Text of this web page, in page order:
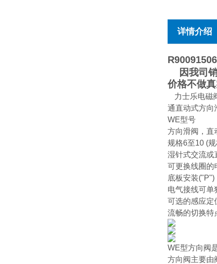
详情介绍
因我司销
价格不做
力士乐电磁
通直动式方向
WE型号
方向滑阀，直
规格6至10 (
湿针式交流或
可更换线圈的
底板安装
电气接线可
可选的感应定
流畅的切换特
WE型方向阀
方向阀主要由